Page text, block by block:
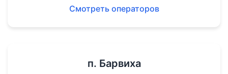
Смотреть операторов
п. Барвиха